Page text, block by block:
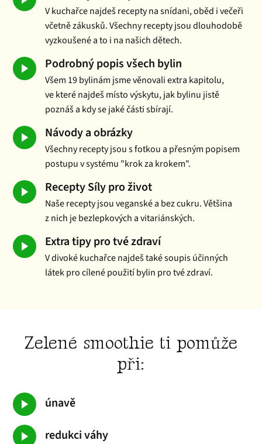
V kuchařce najdeš recepty na snídani, oběd i večeři
včetně zákusků. Všechny recepty jsou dlouhodobě
vyzkoušené a to i na našich dětech.
Podrobný popis všech bylin
Všem 19 bylinám jsme věnovali extra kapitolu,
ve které najdeš místo výskytu, jak bylinu jistě
poznáš a kdy se jaké části sbírají.
Návody a obrázky
Všechny recepty jsou s fotkou a přesným popisem
postupu v systému "krok za krokem".
Recepty Síly pro život
Naše recepty jsou veganské a bez cukru. Většina
z nich je bezlepkových a vitariánských.
Extra tipy pro tvé zdraví
V divoké kuchařce najdeš také soupis účinných
látek pro cílené použití bylin pro tvé zdraví.
Zelené smoothie ti pomůže
při:
únavě
redukci váhy